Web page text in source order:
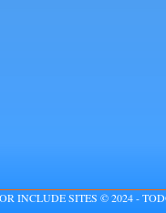
INCLUDE SITES © 2024 -